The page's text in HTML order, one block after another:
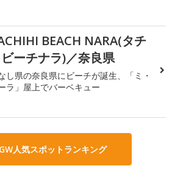
BEACH NARA(タチ
ビーチナラ)／奈良県
し県の奈良県にビーチが誕生、「ミ・
ラ」屋上でバーベキュー
人気スポットランキング